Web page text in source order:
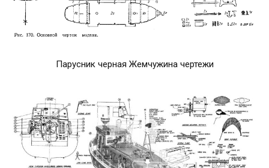
Парусник черная Жемчужина чертежи